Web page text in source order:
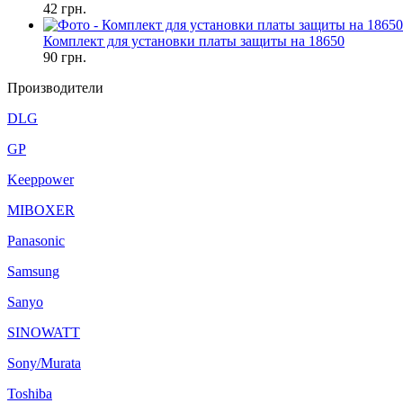
42 грн.
Комплект для установки платы защиты на 18650
90 грн.
Производители
DLG
GP
Keeppower
MIBOXER
Panasonic
Samsung
Sanyo
SINOWATT
Sony/Murata
Toshiba